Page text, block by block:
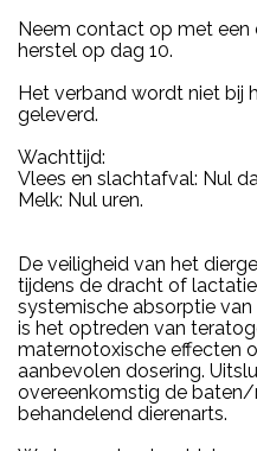
Neem contact op met een
herstel op dag 10.
Het verband wordt niet bij
geleverd.
Wachttijd:
Vlees en slachtafval: Nul
Melk: Nul uren.
De veiligheid van het
tijdens de dracht of
systemische absorptie
is het optreden van
maternotoxische effecten
aanbevolen dosering.
overeenkomstig de
behandelend dierenarts.